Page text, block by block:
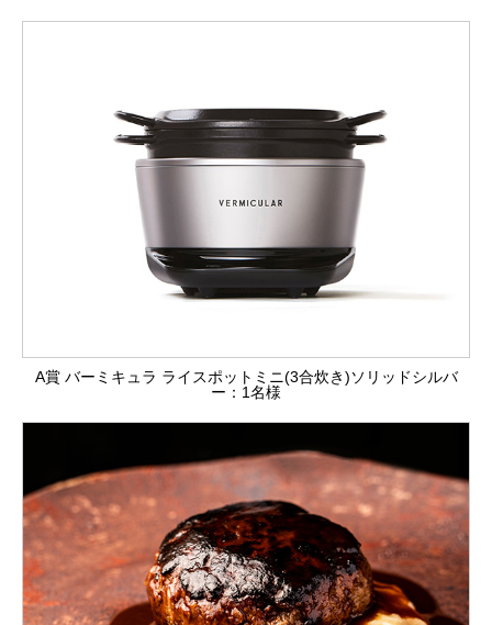
A賞 バーミキュラ ライスポットミニ(3合炊き)ソリッドシルバ
ー：1名様